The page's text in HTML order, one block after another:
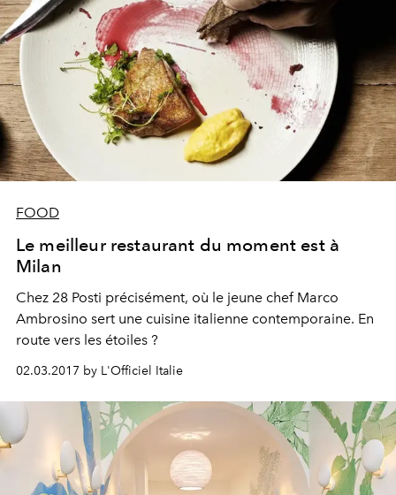
FOOD
Le meilleur restaurant du moment est à
Milan
Chez 28 Posti précisément, où le jeune chef Marco
Ambrosino sert une cuisine italienne contemporaine. En
route vers les étoiles ?
02.03.2017 by L'Officiel Italie